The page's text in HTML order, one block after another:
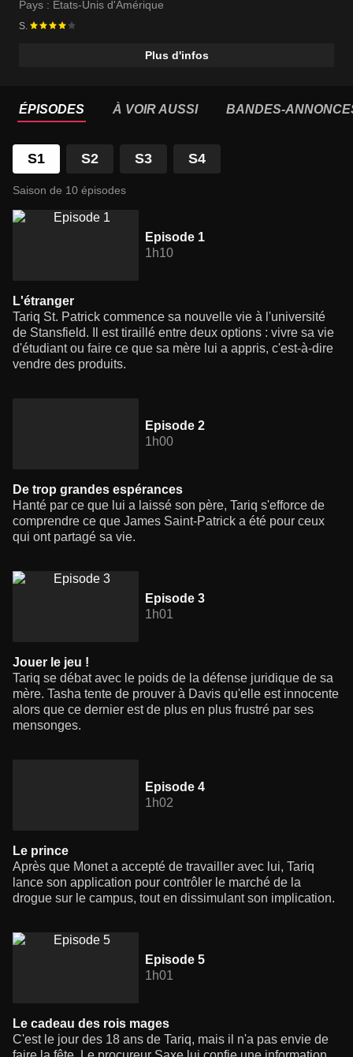
Pays : États-Unis d'Amérique
S.
Plus d'infos
ÉPISODES À VOIR AUSSI BANDES-
S1 S2 S3 S4
Saison de 10 épisodes
Episode 1
1h10
L'étranger
Tariq St. Patrick commence sa nouvelle vie à l'université
de Stansfield. Il est tiraillé entre deux options : vivre sa vie
d'étudiant ou faire ce que sa mère lui a appris, c'est-à-dire
vendre des produits.
Episode 2
1h00
De trop grandes espérances
Hanté par ce que lui a laissé son père, Tariq s'efforce de
comprendre ce que James Saint-Patrick a été pour ceux
qui ont partagé sa vie.
Episode 3
1h01
Jouer le jeu !
Tariq se débat avec le poids de la défense juridique de sa
mère. Tasha tente de prouver à Davis qu'elle est innocente
alors que ce dernier est de plus en plus frustré par ses
mensonges.
Episode 4
1h02
Le prince
Après que Monet a accepté de travailler avec lui, Tariq
lance son application pour contrôler le marché de la
drogue sur le campus, tout en dissimulant son implication.
Episode 5
1h01
Le cadeau des rois mages
C'est le jour des 18 ans de Tariq, mais il n'a pas envie de